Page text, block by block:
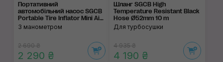
Портативний
автомобільний насос SGCB
Portable Tire Inflator Mini Air
Pump
З манометром
2 690 ₴
2 290 ₴
Шланг SGCB High
Temperature Resistant Black
Hose Ø52mm 10 m
Для турбосушки
4 935 ₴
4 190 ₴